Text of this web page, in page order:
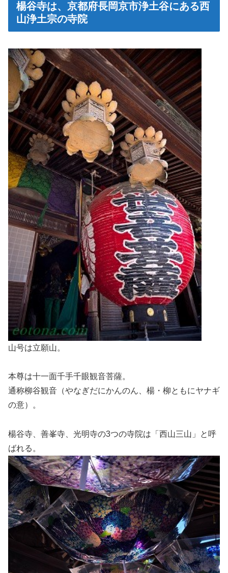
楊谷寺は、京都府長岡京市浄土谷にある西
山浄土宗の寺院
山号は立願山。
本尊は十一面千手千眼観音菩薩。
通称柳谷観音（やなぎだにかんのん、楊・柳ともにヤナギ
の意）。
楊谷寺、善峯寺、光明寺の3つの寺院は「西山三山」と呼
ばれる。